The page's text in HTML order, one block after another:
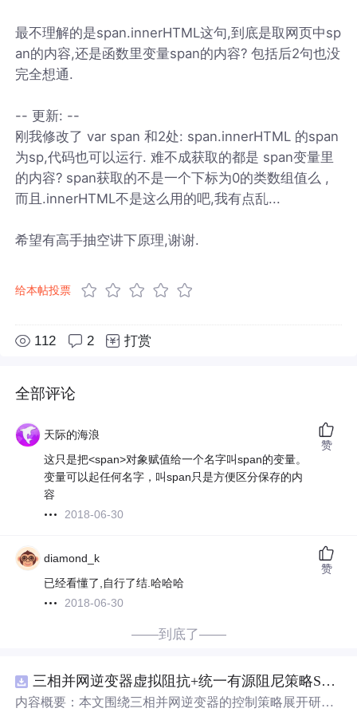
最不理解的是span.innerHTML这句,到底是取网页中sp
an的内容,还是函数里变量span的内容? 包括后2句也没
完全想通.
-- 更新: --
刚我修改了 var span 和2处: span.innerHTML 的span
为sp,代码也可以运行. 难不成获取的都是 span变量里
的内容? span获取的不是一个下标为0的类数组值么 ,
而且.innerHTML不是这么用的吧,我有点乱...
希望有高手抽空讲下原理,谢谢.
给本帖投票
112 2 打赏
全部评论
天际的海浪
这只是把<span>对象赋值给一个名字叫span的变量。
变量可以起任何名字，叫span只是方便区分保存的内
容
2018-06-30
赞
diamond_k
已经看懂了,自行了结.哈哈哈
2018-06-30
赞
——到底了——
三相并网逆变器虚拟阻抗+统一有源阻尼策略SVPWM+SPWM调制仿真
内容概要：本文围绕三相并网逆变器的控制策略展开研